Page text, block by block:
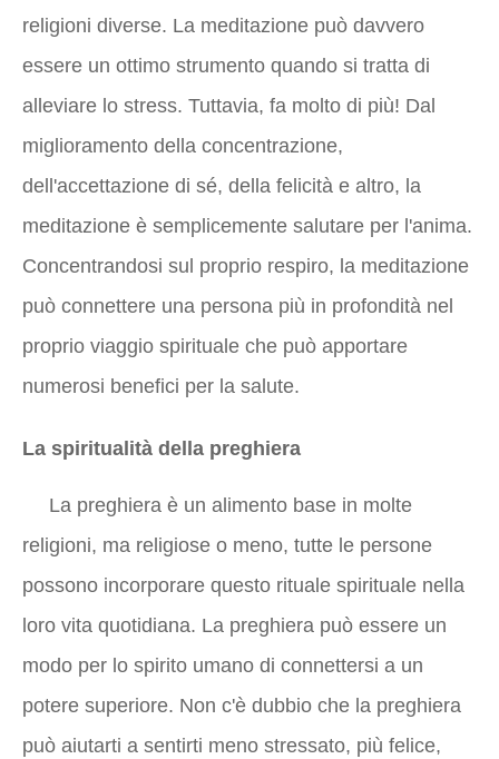
religioni diverse. La meditazione può davvero
essere un ottimo strumento quando si tratta di
alleviare lo stress. Tuttavia, fa molto di più! Dal
miglioramento della concentrazione,
dell'accettazione di sé, della felicità e altro, la
meditazione è semplicemente salutare per l'anima.
Concentrandosi sul proprio respiro, la meditazione
può connettere una persona più in profondità nel
proprio viaggio spirituale che può apportare
numerosi benefici per la salute.
La spiritualità della preghiera
La preghiera è un alimento base in molte
religioni, ma religiose o meno, tutte le persone
possono incorporare questo rituale spirituale nella
loro vita quotidiana. La preghiera può essere un
modo per lo spirito umano di connettersi a un
potere superiore. Non c'è dubbio che la preghiera
può aiutarti a sentirti meno stressato, più felice,